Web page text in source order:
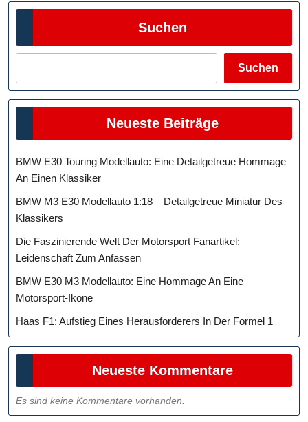
Suchen
Suchen
Neueste Beiträge
BMW E30 Touring Modellauto: Eine Detailgetreue Hommage
An Einen Klassiker
BMW M3 E30 Modellauto 1:18 – Detailgetreue Miniatur Des
Klassikers
Die Faszinierende Welt Der Motorsport Fanartikel:
Leidenschaft Zum Anfassen
BMW E30 M3 Modellauto: Eine Hommage An Eine
Motorsport-Ikone
Haas F1: Aufstieg Eines Herausforderers In Der Formel 1
Neueste Kommentare
Es sind keine Kommentare vorhanden.